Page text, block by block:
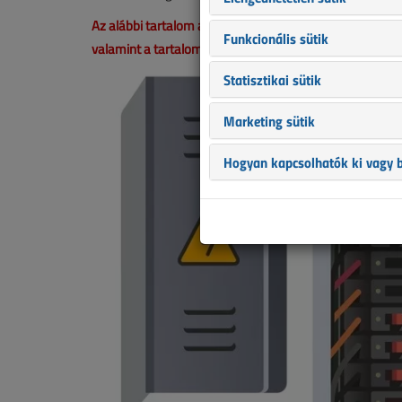
Az alábbi tartalom archív, 6 éve frissült utoljára. A
valamint a tartalom helyenként hiányos lehet (képek,
Funkcionális sütik
Statisztikai sütik
Marketing sütik
Hogyan kapcsolhatók ki vagy